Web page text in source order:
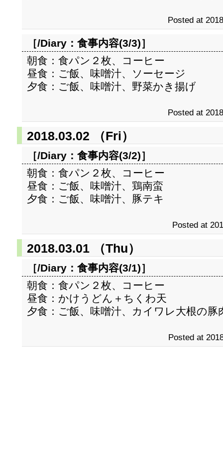
Posted at
［/Diary： 食事内容(3/3)］
朝食：食パン２枚、コーヒー
昼食：ご飯、味噌汁、ソーセージ
夕食：ご飯、味噌汁、野菜かき揚げ
Posted at
2018.03.02 （Fri）
［/Diary： 食事内容(3/2)］
朝食：食パン２枚、コーヒー
昼食：ご飯、味噌汁、鶏南蛮
夕食：ご飯、味噌汁、豚テキ
Posted at
2018.03.01 （Thu）
［/Diary： 食事内容(3/1)］
朝食：食パン２枚、コーヒー
昼食：かけうどん＋ちくわ天
夕食：ご飯、味噌汁、カイワレ大根の豚
Posted at